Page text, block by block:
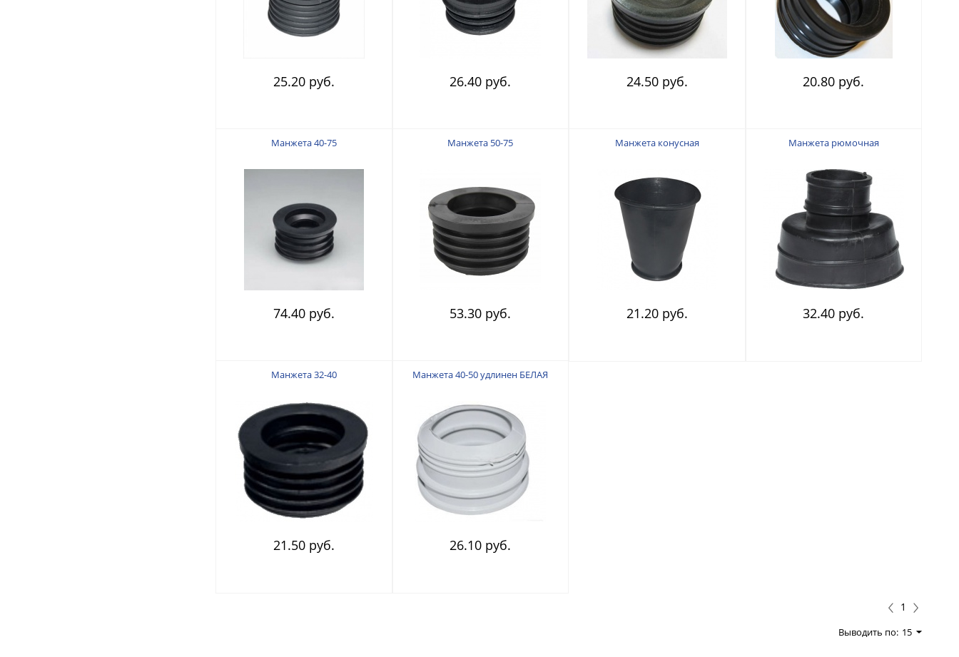
25.20 руб. 26.40 руб. 24.50 руб. 20.80 руб.
Манжета 40-75
74.40 руб.
Манжета 50-75
53.30 руб.
Манжета конусная
21.20 руб.
Манжета рюмочная
32.40 руб.
Манжета 32-40
21.50 руб.
Манжета 40-50 удлинен БЕЛАЯ
26.10 руб.
1
Выводить по: 15